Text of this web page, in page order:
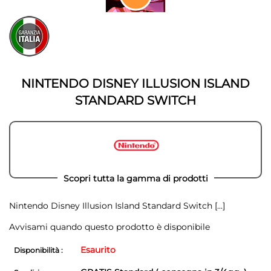
galleria
di
immagini
Vai
all'inizio
della
galleria
immagini
NINTENDO DISNEY ILLUSION ISLAND
STANDARD SWITCH
Scopri tutta la gamma di prodotti
Nintendo Disney Illusion Island Standard Switch [...]
Avvisami quando questo prodotto è disponibile
Disponibilità : Esaurito